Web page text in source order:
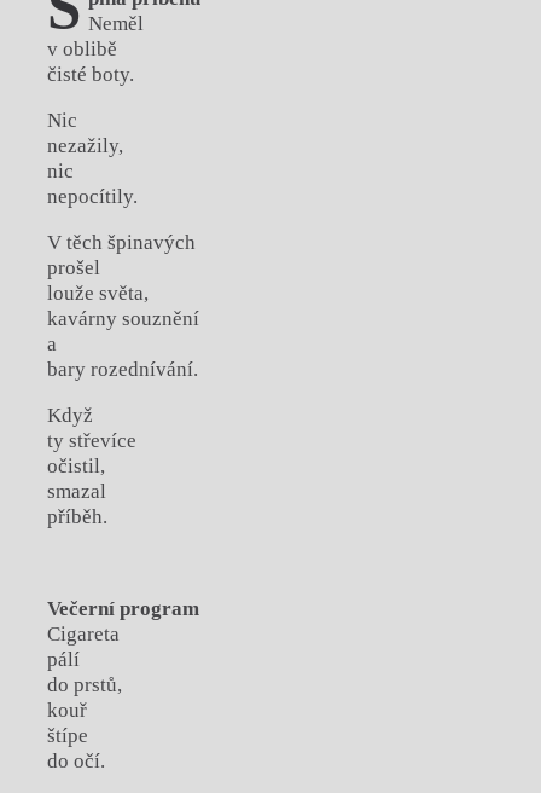
Neměl
v oblibě
čisté boty.
Nic
nezažily,
nic
nepocítily.
V těch špinavých
prošel
louže světa,
kavárny souznění
a
bary rozednívání.
Když
ty střevíce
očistil,
smazal
příběh.
Večerní program
Cigareta
pálí
do prstů,
kouř
štípe
do očí.